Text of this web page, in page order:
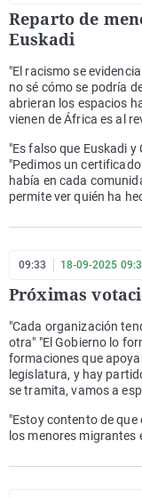
Reparto de
Euskadi
"El racismo se
no sé cómo se podría
abrieran los espacios
vienen de África es al
"Es falso que Euskadi
"Pedimos un
había en cada
permite ver quién ha
09:33 18-09-2025
Próximas
"Cada organización
otra" "El Gobierno lo
formaciones que
legislatura, y hay
se tramita, vamos a
"Estoy contento de que
los menores migrantes